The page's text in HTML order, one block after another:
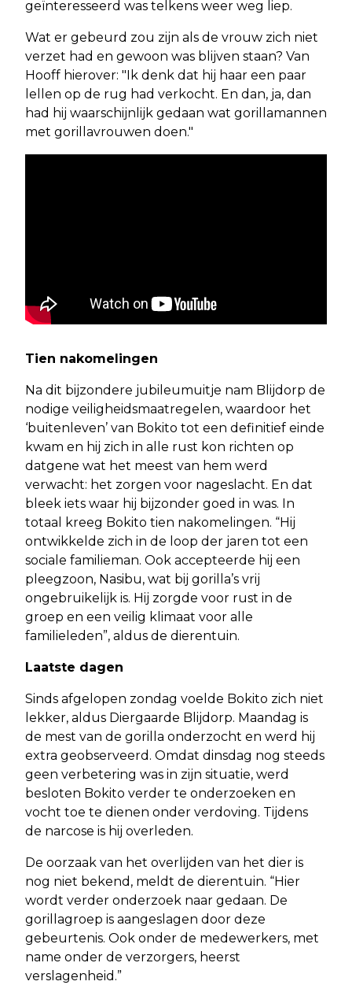
geïnteresseerd was telkens weer weg liep.
Wat er gebeurd zou zijn als de vrouw zich niet
verzet had en gewoon was blijven staan? Van
Hooff hierover: "Ik denk dat hij haar een paar
lellen op de rug had verkocht. En dan, ja, dan
had hij waarschijnlijk gedaan wat gorillamannen
met gorillavrouwen doen."
Tien nakomelingen
Na dit bijzondere jubileumuitje nam Blijdorp de
nodige veiligheidsmaatregelen, waardoor het
‘buitenleven’ van Bokito tot een definitief einde
kwam en hij zich in alle rust kon richten op
datgene wat het meest van hem werd
verwacht: het zorgen voor nageslacht. En dat
bleek iets waar hij bijzonder goed in was. In
totaal kreeg Bokito tien nakomelingen. “Hij
ontwikkelde zich in de loop der jaren tot een
sociale familieman. Ook accepteerde hij een
pleegzoon, Nasibu, wat bij gorilla’s vrij
ongebruikelijk is. Hij zorgde voor rust in de
groep en een veilig klimaat voor alle
familieleden”, aldus de dierentuin.
Laatste dagen
Sinds afgelopen zondag voelde Bokito zich niet
lekker, aldus Diergaarde Blijdorp. Maandag is
de mest van de gorilla onderzocht en werd hij
extra geobserveerd. Omdat dinsdag nog steeds
geen verbetering was in zijn situatie, werd
besloten Bokito verder te onderzoeken en
vocht toe te dienen onder verdoving. Tijdens
de narcose is hij overleden.
De oorzaak van het overlijden van het dier is
nog niet bekend, meldt de dierentuin. “Hier
wordt verder onderzoek naar gedaan. De
gorillagroep is aangeslagen door deze
gebeurtenis. Ook onder de medewerkers, met
name onder de verzorgers, heerst
verslagenheid.”